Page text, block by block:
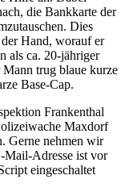
die Bankkarte der
Dies
Hand, worauf er
als ca. 20-jähriger
trug blaue kurze
Base-Cap.
Frankenthal
Maxdorf
Gerne nehmen wir
Mail-Adresse ist vor
eingeschaltet